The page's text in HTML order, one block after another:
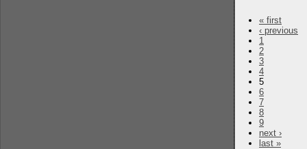
« first
‹ previous
1
2
3
4
5
6
7
8
9
next ›
last »